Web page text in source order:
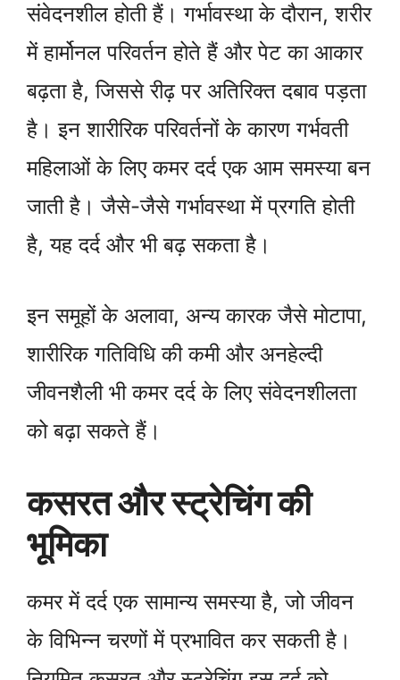
संवेदनशील होती हैं। गर्भावस्था के दौरान, शरीर
में हार्मोनल परिवर्तन होते हैं और पेट का आकार
बढ़ता है, जिससे रीढ़ पर अतिरिक्त दबाव पड़ता
है। इन शारीरिक परिवर्तनों के कारण गर्भवती
महिलाओं के लिए कमर दर्द एक आम समस्या बन
जाती है। जैसे-जैसे गर्भावस्था में प्रगति होती
है, यह दर्द और भी बढ़ सकता है।
इन समूहों के अलावा, अन्य कारक जैसे मोटापा,
शारीरिक गतिविधि की कमी और अनहेल्दी
जीवनशैली भी कमर दर्द के लिए संवेदनशीलता
को बढ़ा सकते हैं।
कसरत और स्ट्रेचिंग की
भूमिका
कमर में दर्द एक सामान्य समस्या है, जो जीवन
के विभिन्न चरणों में प्रभावित कर सकती है।